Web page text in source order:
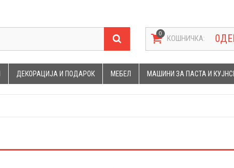
КОШНИЧКА: 0
ДЕКОРАЦИЈА И ПОДАРОК МЕБЕЛ МАШИНИ ЗА ПАСТА И